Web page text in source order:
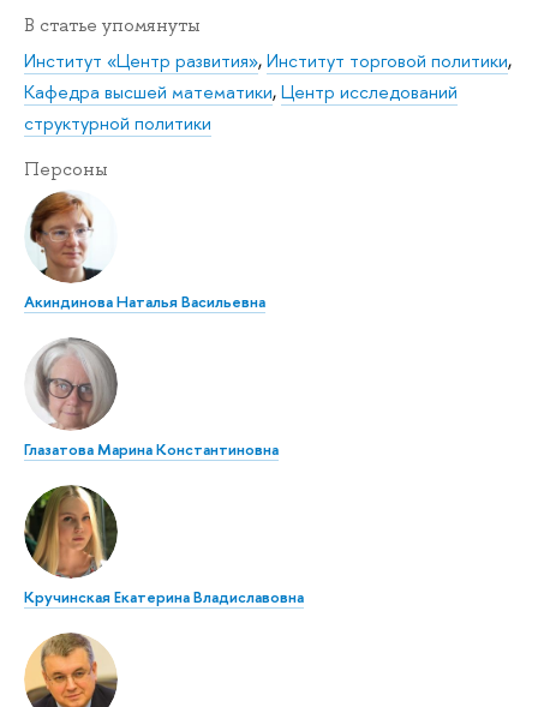
В статье упомянуты
Институт «Центр развития»,Институт торговой политики,
Кафедра высшей математики,Центр исследований
структурной политики
Персоны
Акиндинова Наталья Васильевна
Глазатова Марина Константиновна
Кручинская Екатерина Владиславовна